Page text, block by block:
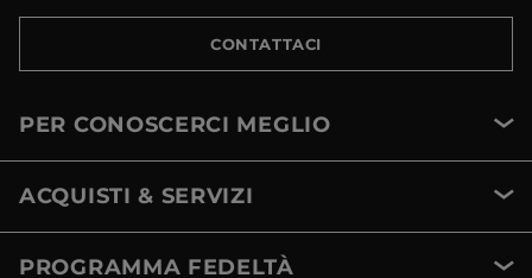
CONTATTACI
PER CONOSCERCI MEGLIO
ACQUISTI & SERVIZI
PROGRAMMA FEDELTÀ